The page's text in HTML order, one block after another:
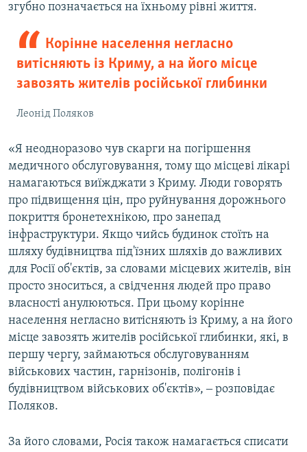
згубно позначається на їхньому рівні життя.
Корінне населення негласно
витісняють із Криму, а на його місце
завозять жителів російської глибинки
Леонід Поляков
«Я неодноразово чув скарги на погіршення
медичного обслуговування, тому що місцеві лікарі
намагаються виїжджати з Криму. Люди говорять
про підвищення цін, про руйнування дорожнього
покриття бронетехнікою, про занепад
інфраструктури. Якщо чийсь будинок стоїть на
шляху будівництва під'їзних шляхів до важливих
для Росії об'єктів, за словами місцевих жителів, він
просто зноситься, а свідчення людей про право
власності анулюються. При цьому корінне
населення негласно витісняють із Криму, а на його
місце завозять жителів російської глибинки, які, в
першу чергу, займаються обслуговуванням
військових частин, гарнізонів, полігонів і
будівництвом військових об'єктів», ‒ розповідає
Поляков.
За його словами, Росія також намагається списати